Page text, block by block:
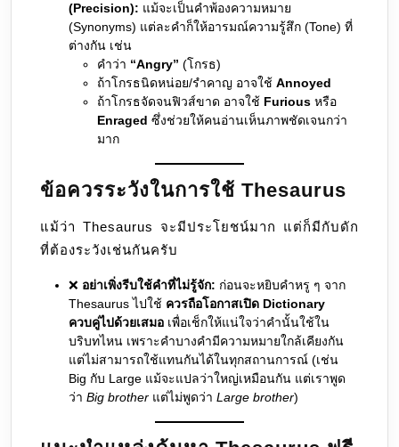
(Precision): แม้จะเป็นคำพ้องความหมาย
(Synonyms) แต่ละคำก็ให้อารมณ์ความรู้สึก (Tone) ที่
ต่างกัน เช่น
คำว่า “Angry” (โกรธ)
ถ้าโกรธนิดหน่อย/รำคาญ อาจใช้ Annoyed
ถ้าโกรธจัดจนฟิวส์ขาด อาจใช้ Furious หรือ
Enraged ซึ่งช่วยให้คนอ่านเห็นภาพชัดเจนกว่า
มาก
ข้อควรระวังในการใช้ Thesaurus
แม้ว่า Thesaurus จะมีประโยชน์มาก แต่ก็มีกับดัก
ที่ต้องระวังเช่นกันครับ
❌ อย่าเพิ่งรีบใช้คำที่ไม่รู้จัก: ก่อนจะหยิบคำหรู ๆ จาก
Thesaurus ไปใช้ ควรถือโอกาสเปิด Dictionary
ควบคู่ไปด้วยเสมอ เพื่อเช็กให้แน่ใจว่าคำนั้นใช้ใน
บริบทไหน เพราะคำบางคำมีความหมายใกล้เคียงกัน
แต่ไม่สามารถใช้แทนกันได้ในทุกสถานการณ์ (เช่น
Big กับ Large แม้จะแปลว่าใหญ่เหมือนกัน แต่เราพูด
ว่า Big brother แต่ไม่พูดว่า Large brother)